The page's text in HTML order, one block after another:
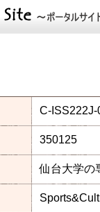
C-ISS222J-
350125
仙台大学の